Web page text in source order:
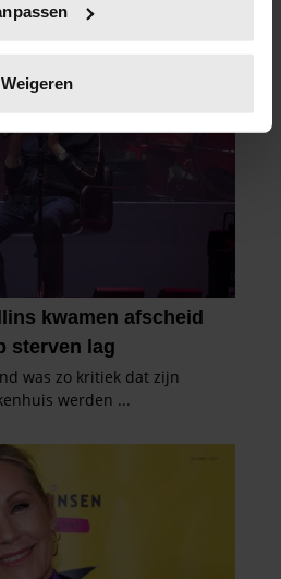
eigenschappen (fingerprinting)
in het
content en advertenties te
voor social media te bieden
te analyseren. Ook delen we
adverteren en analyse. Deze
combineren met andere
verstrekt of die ze hebben
als u onze website blijft
Weigeren